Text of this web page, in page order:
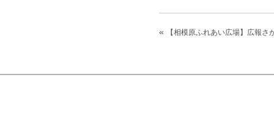
« 【相模原ふれあい広場】広報